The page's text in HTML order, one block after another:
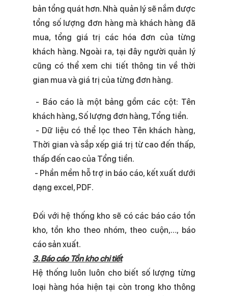
bản tổng quát hơn. Nhà quản lý sẽ nắm được
tổng số lượng đơn hàng mà khách hàng đã
mua, tổng giá trị các hóa đơn của từng
khách hàng. Ngoài ra, tại đây người quản lý
cũng có thể xem chi tiết thông tin về thời
gian mua và giá trị của từng đơn hàng.
- Báo cáo là một bảng gồm các cột: Tên
khách hàng, Số lượng đơn hàng, Tổng tiền.
- Dữ liệu có thể lọc theo Tên khách hàng,
Thời gian và sắp xếp giá trị từ cao đến thấp,
thấp đến cao của Tổng tiền.
- Phần mềm hỗ trợ in báo cáo, kết xuất dưới
dạng excel, PDF.
Đối với hệ thống kho sẽ có các báo cáo tồn
kho, tồn kho theo nhóm, theo cuộn,…, báo
cáo sản xuất.
3. Báo cáo Tồn kho chi tiết
Hệ thống luôn luôn cho biết số lượng từng
loại hàng hóa hiện tại còn trong kho thông